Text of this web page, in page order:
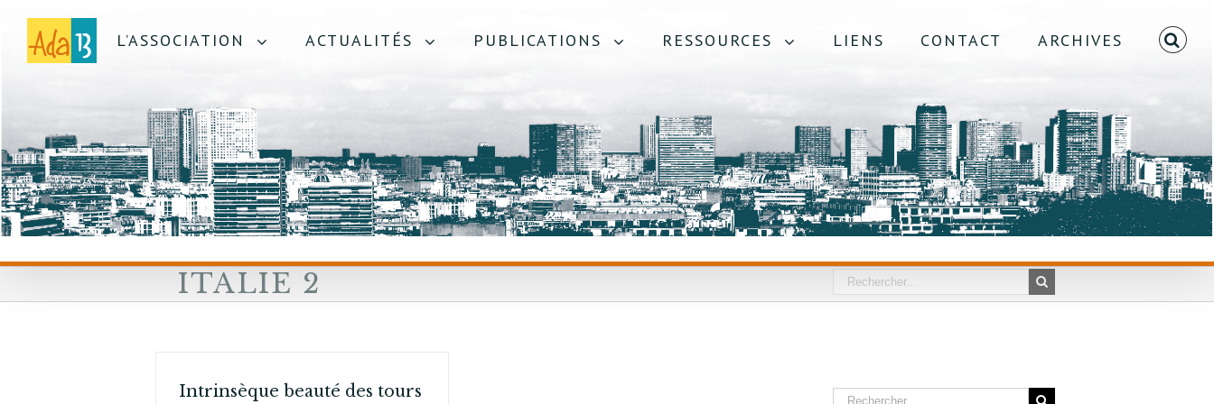
L’ASSOCIATION ACTUALITÉS PUBLICATIONS RESSOURCES LIENS CONTACT ARCHIVES
ITALIE 2
Intrinsèque beauté des tours